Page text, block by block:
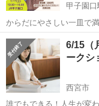
甲子園口
からだにやさしい一皿で満たされる やさしいヴィ
音の癒しも添えて〜 ほっと一息、からだも心もよろこぶごはん時間
を。 オーガニック・
兵庫 西宮市 甲子
6/15（
ークシ
西宮市
誰でもできる！人生が変わる！？ 世界中で話題の「こ